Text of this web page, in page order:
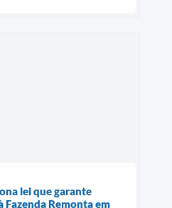
lei que garante
Remonta em